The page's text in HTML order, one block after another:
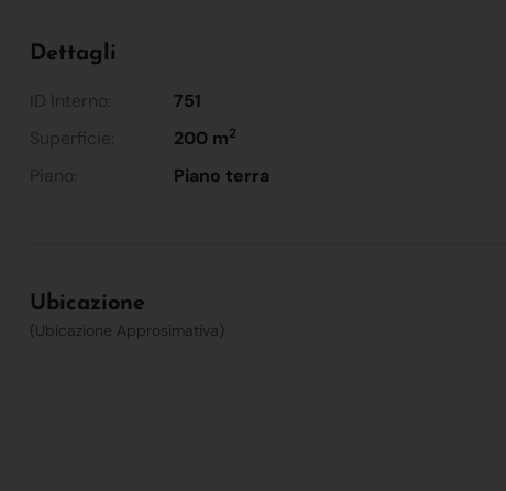
Dettagli
ID Interno: 751
Superficie:
200 m2
Piano:
Piano terra
Ubicazione
(Ubicazione Approsimativa)